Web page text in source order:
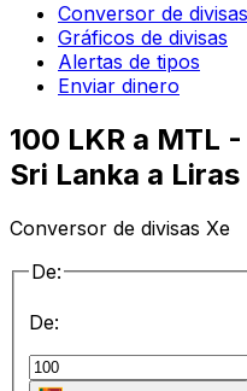
Conversor de divisas
Gráficos de divisas
Alertas de tipos
Enviar dinero
100 LKR a MTL
Sri Lanka a
Conversor de divisas Xe
De:
De: